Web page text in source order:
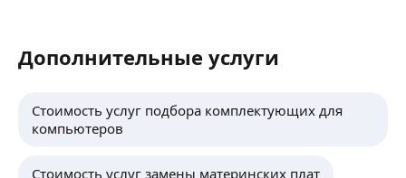
Дополнительные услуги
Стоимость услуг подбора комплектующих для
компьютеров
Стоимость услуг замены материнских плат